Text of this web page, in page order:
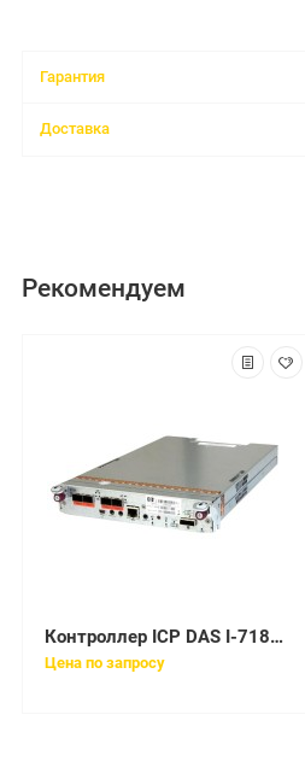
Гарантия
Доставка
Рекомендуем
Контроллер ICP DAS I-7188E4
Цена по запросу